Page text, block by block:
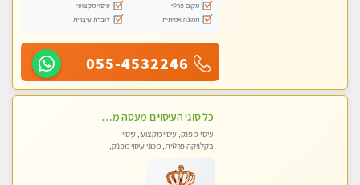
מקום פרטי
עיסוי מקצועי
תמונה אמיתית
דוברת עיברית
055-4532246
כל סוגי העיסויים מעסה מקצועית ואיכותית פרטי!!!חדש חדש בבאר שבע
עיסוי מפנק, עיסוי מקצועי, עיסוי
בקלניקה פרטית, מכוני עיסוי מפנק,